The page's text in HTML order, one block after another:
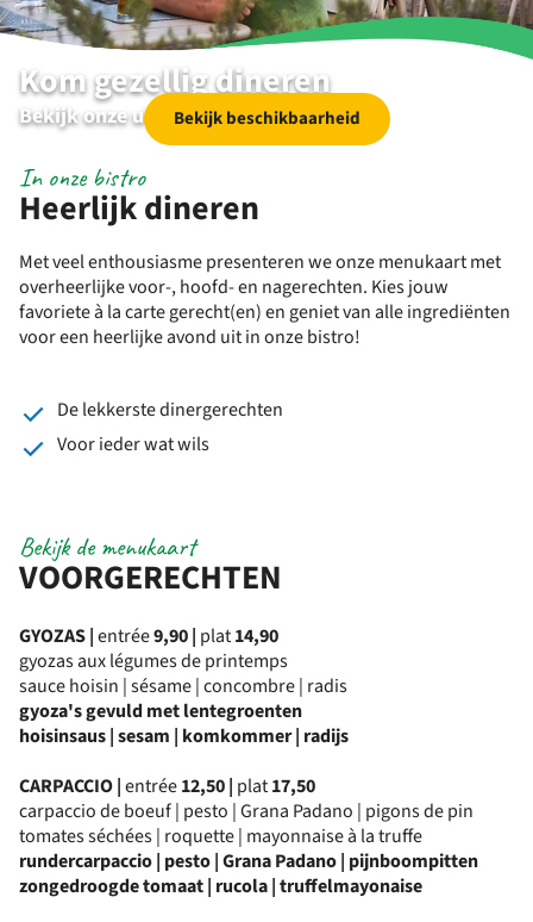
Kom gezellig dineren
Bekijk onze uitgebreide dinerkaart
Bekijk beschikbaarheid
Heerlijk dineren
In onze bistro
Met veel enthousiasme presenteren we onze menukaart met
overheerlijke voor-, hoofd- en nagerechten. Kies jouw
favoriete à la carte gerecht(en) en geniet van alle ingrediënten
voor een heerlijke avond uit in onze bistro!
De lekkerste dinergerechten
Voor ieder wat wils
VOORGERECHTEN
Bekijk de menukaart
GYOZAS |entrée9,90| plat14,90
gyozas aux légumes de printemps
sauce hoisin | sésame | concombre | radis
gyoza's gevuld met lentegroenten
hoisinsaus | sesam | komkommer | radijs
CARPACCIO |entrée12,50| plat17,50
carpaccio de boeuf | pesto | Grana Padano | pigons de pin
tomates séchées | roquette | mayonnaise à la truffe
rundercarpaccio | pesto | Grana Padano | pijnboompitten
zongedroogde tomaat | rucola | truffelmayonaise